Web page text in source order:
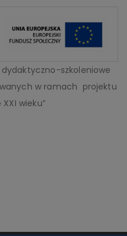
dydaktyczno-szkoleniowe
w ramach projektu
wieku”